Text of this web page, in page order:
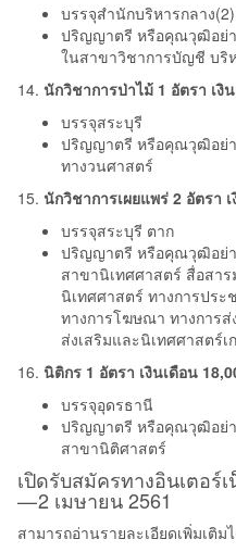
บรรจุสำนักบริหารกลาง
ปริญญาตรี หรือคุณวุฒิอย่า
ในสาขาวิชาการบัญชี บริ
14. นักวิชาการป่าไม้ 1 อัตรา เงิ
บรรจุสระบุรี
ปริญญาตรี หรือคุณวุฒิอย่า
ทางวนศาสตร์
15. นักวิชาการเผยแพร่ 2 อัตรา
บรรจุสระบุรี ตาก
ปริญญาตรี หรือคุณวุฒิอย่า
สาขานิเทศศาสตร์ สื่อสา
นิเทศศาสตร์ ทางการปร
ทางการโฆษณา ทางการส่
ส่งเสริมและนิเทศศาสตร์เ
16. นิติกร 1 อัตรา เงินเดือน
บรรจุอุดรธานี
ปริญญาตรี หรือคุณวุฒิอย่า
สาขานิติศาสตร์
เปิดรับสมัครทางอินเตอร์
— 2 เมษายน 2561
สามารถอ่านรายละเอียดเพิ่มเติม